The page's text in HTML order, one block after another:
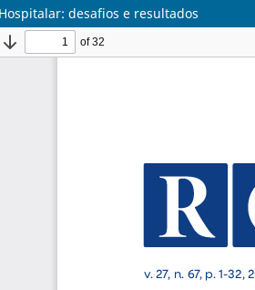
desafios e resultados